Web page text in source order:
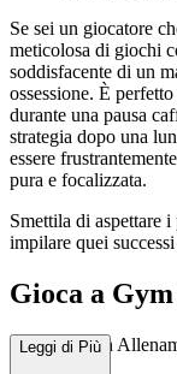
Se sei un giocatore
meticolosa di giochi
soddisfacente di un
ossessione. È
durante una pausa
strategia dopo una
essere
pura e focalizzata.
Smettila di aspettare
impilare quei
Gioca a
Pronto per un
Leggi di Più